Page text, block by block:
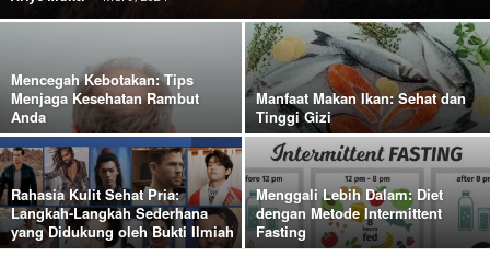
Mencegah Kebotakan: Tips
Menjaga Kesehatan Rambut
Anda
Manfaat Makan Ikan: Sehat dan
Tinggi Gizi
Rahasia Kulit Sehat Pria:
Langkah-Langkah Sederhana
yang Didukung oleh Bukti Ilmiah
Menggali Lebih Dalam: Diet
dengan Metode Intermittent
Fasting